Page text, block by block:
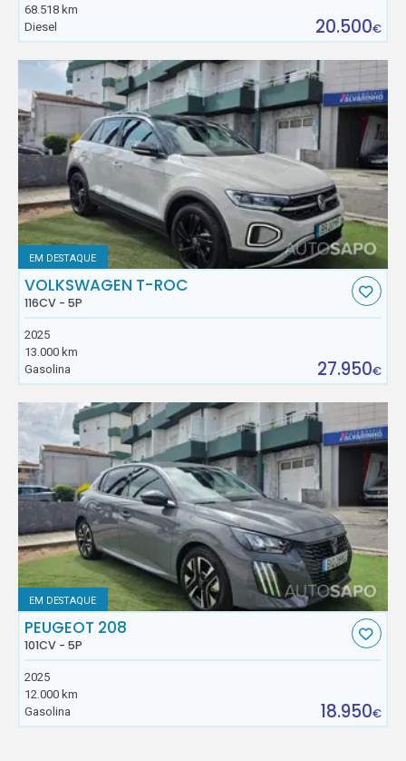
68.518 km
Diesel
20.500€
EM DESTAQUE
VOLKSWAGEN T-ROC
116CV - 5P
2025
13.000 km
Gasolina
27.950€
EM DESTAQUE
PEUGEOT 208
101CV - 5P
2025
12.000 km
Gasolina
18.950€